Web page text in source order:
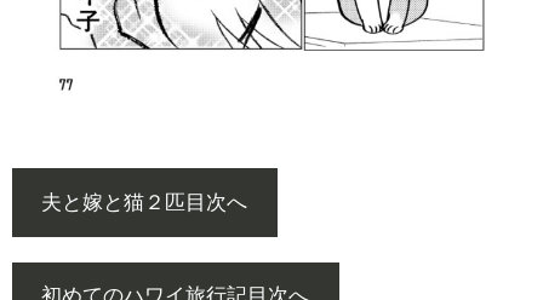
夫と嫁と猫２匹目次へ